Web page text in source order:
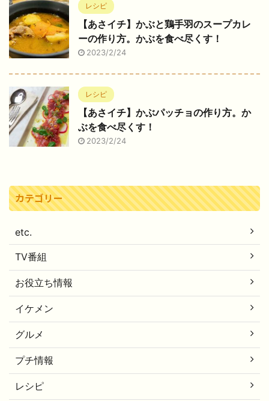
レシピ
【あさイチ】かぶと鶏手羽のスープカレ
ーの作り方。かぶを食べ尽くす！
2023/2/24
レシピ
【あさイチ】かぶパッチョの作り方。か
ぶを食べ尽くす！
2023/2/24
カテゴリー
etc.
TV番組
お役立ち情報
イケメン
グルメ
プチ情報
レシピ